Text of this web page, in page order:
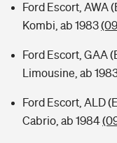
Ford Escort, AWA
Kombi, ab 1983
Ford Escort, GAA
Limousine, ab
Ford Escort, ALD
Cabrio, ab 1984